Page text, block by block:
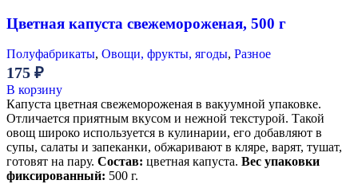
Цветная капуста свежемороженая, 500 г
Полуфабрикаты, Овощи, фрукты, ягоды, Разное
175 ₽
В корзину
Капуста цветная свежемороженая в вакуумной упаковке.
Отличается приятным вкусом и нежной текстурой. Такой
овощ широко используется в кулинарии, его добавляют в
супы, салаты и запеканки, обжаривают в кляре, варят, тушат,
готовят на пару. Состав: цветная капуста. Вес упаковки
фиксированный: 500 г.